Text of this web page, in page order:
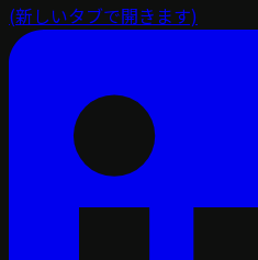
(新しいタブで開きます)